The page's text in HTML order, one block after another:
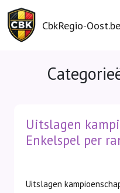
CbkRegio-Oost.be
Uitslagen
Enkelspel per
Uitslagen